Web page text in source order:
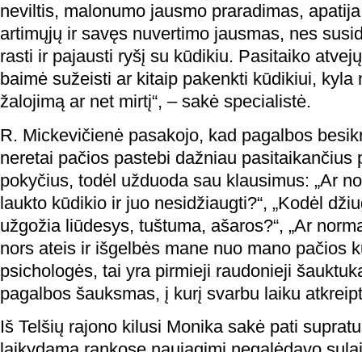
neviltis, malonumo jausmo praradimas,
artimųjų ir savęs nuvertimo jausmas, nes
rasti ir pajausti ryšį su kūdikiu. Pasitaiko
baimė sužeisti ar kitaip pakenkti kūdikiui, kyla
žalojimą ar net mirtį“, – sakė specialistė.
R. Mickevičienė pasakojo, kad pagalbos
neretai pačios pastebi dažniau pasitaikančius
pokyčius, todėl užduoda sau klausimus: „Ar
laukto kūdikio ir juo nesidžiaugti?“, „Kodėl
užgožia liūdesys, tuštuma, ašaros?“, „Ar
nors ateis ir išgelbės mane nuo mano pačios
psichologės, tai yra pirmieji raudonieji
pagalbos šauksmas, į kurį svarbu laiku
Iš Telšių rajono kilusi Monika sakė pati